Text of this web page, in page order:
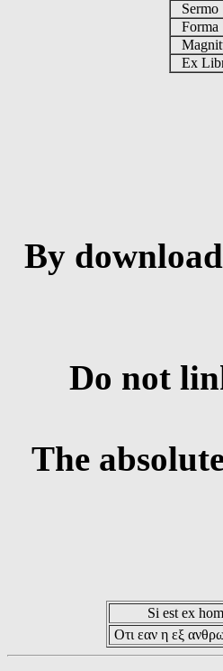
Sermo
Forma
Ex
By
Do not
The
Si est ex
Οτι εαν η εξ